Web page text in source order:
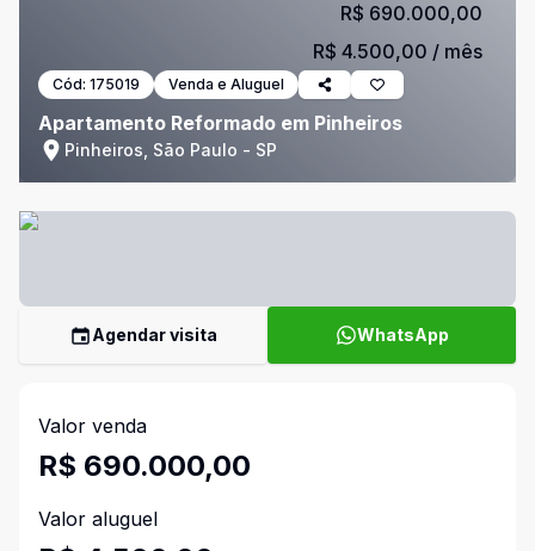
Cód: 175019 Venda e Aluguel
Apartamento Reformado em Pinheiros
Pinheiros, São Paulo - SP
R$ 690.000,00
R$ 4.500,00 / mês
Agendar visita WhatsApp
Valor venda
R$ 690.000,00
Valor aluguel